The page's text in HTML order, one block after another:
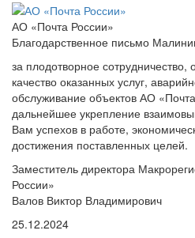
АО «Почта России»
Благодарственное письмо
за плодотворное сотрудничество,
качество оказанных услуг,
обслуживание объектов АО
дальнейшее укрепление
Вам успехов в работе,
достижения поставленных целей.
Заместитель директора
России»
Валов Виктор Владимирович
25.12.2024